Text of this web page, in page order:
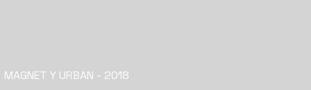
MAGNET Y URBAN - 2018